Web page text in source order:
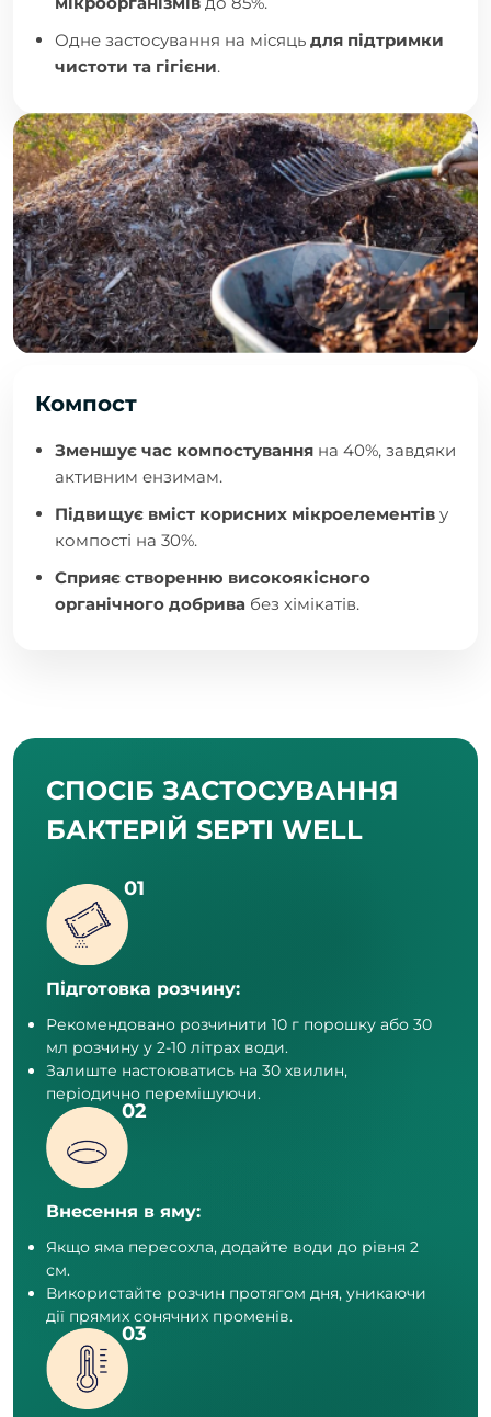
Одне застосування на місяць для підтримки
чистоти та гігієни.
Компост
Зменшує час компостування на 40%, завдяки
активним ензимам.
Підвищує вміст корисних мікроелементів у
компості на 30%.
Сприяє створенню високоякісного
органічного добрива без хімікатів.
СПОСІБ ЗАСТОСУВАННЯ
БАКТЕРІЙ SEPTI WELL
Підготовка розчину:
Рекомендовано розчинити 10 г порошку або 30
мл розчину у 2-10 літрах води.
Залиште настоюватись на 30 хвилин,
періодично перемішуючи.
Внесення в яму:
Якщо яма пересохла, додайте води до рівня 2
см.
Використайте розчин протягом дня, уникаючи
дії прямих сонячних променів.